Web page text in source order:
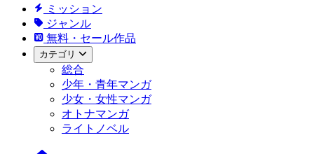
ミッション
ジャンル
無料・セール作品
カテゴリ
総合
少年・青年マンガ
少女・女性マンガ
オトナマンガ
ライトノベル